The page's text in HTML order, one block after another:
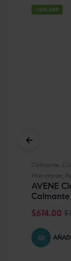
-10% OFF
Calmante,
Hidratante,
AVENE
Calmante
$
$674.00